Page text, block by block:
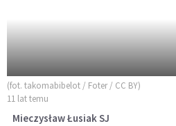
(fot. takomabibelot / Foter / CC BY)
11 lat temu
Mieczysław Łusiak SJ